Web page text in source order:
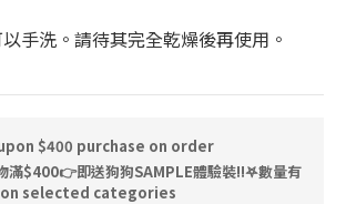
手洗。請待其完全乾燥後再使用。
$400 purchase on order
滿$400👉即送狗狗SAMPLE體驗裝‼️𖤐數量有
on selected categories